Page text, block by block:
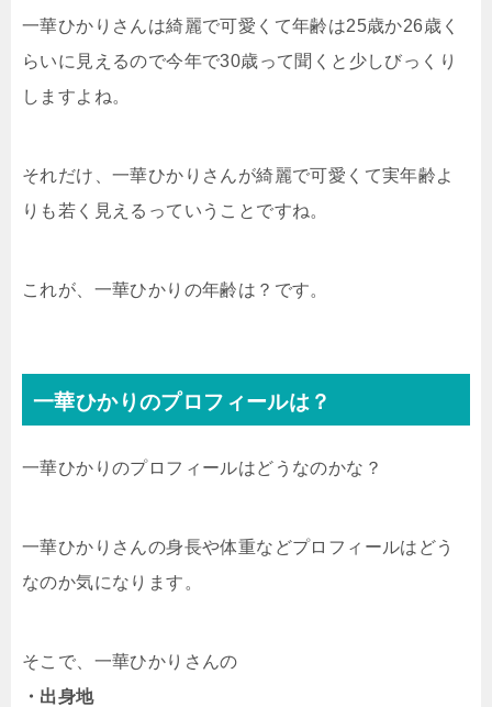
一華ひかりさんは綺麗で可愛くて年齢は25歳か26歳く
らいに見えるので今年で30歳って聞くと少しびっくり
しますよね。
それだけ、一華ひかりさんが綺麗で可愛くて実年齢よ
りも若く見えるっていうことですね。
これが、一華ひかりの年齢は？です。
一華ひかりのプロフィールは？
一華ひかりのプロフィールはどうなのかな？
一華ひかりさんの身長や体重などプロフィールはどう
なのか気になります。
そこで、一華ひかりさんの
・出身地